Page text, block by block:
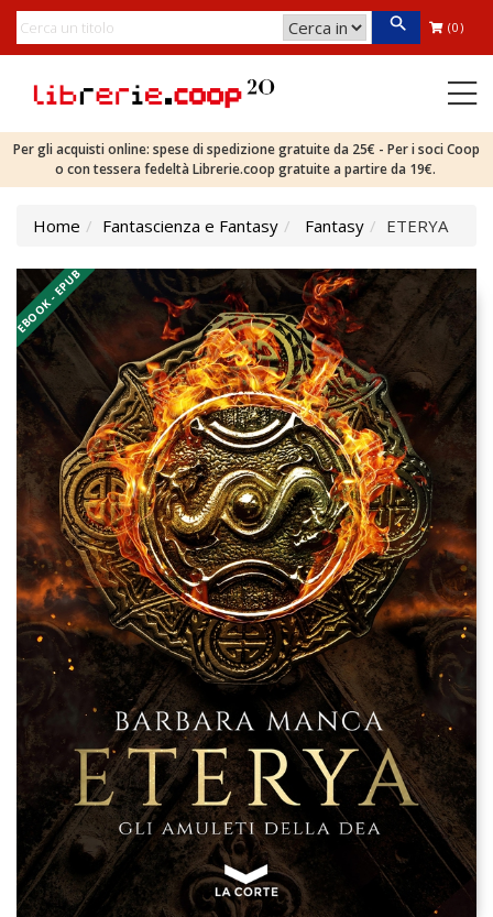
(0)
Per gli acquisti online: spese di spedizione gratuite da 25€ - Per i soci Coop
o con tessera fedeltà Librerie.coop gratuite a partire da 19€.
Home Fantascienza e Fantasy Fantasy ETERYA
EBOOK - EPUB